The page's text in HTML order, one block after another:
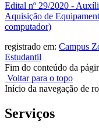
Edital nº 29/2020 -
Aquisição de
computador)
registrado em: Campus
Estudantil
Fim do conteúdo da
Voltar para o topo
Início da navegação de
Serviços